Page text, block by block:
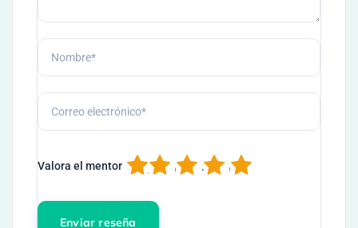
Valora el mentor 5
4
3
2
1